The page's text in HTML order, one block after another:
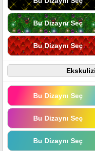
Bu Dizaynı Seç
Bu Dizaynı Seç
Bu Dizaynı Seç
Bu Dizaynı Seç
Bu Dizaynı Seç